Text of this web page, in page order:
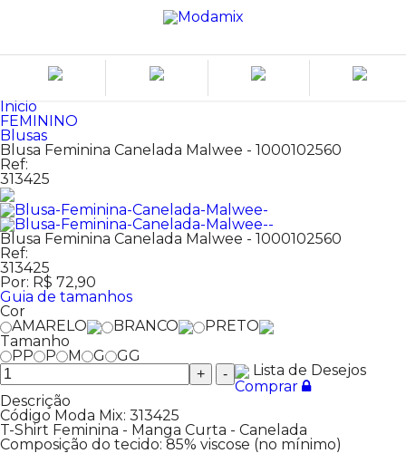
Inicio
FEMININO
Blusas
Blusa Feminina Canelada Malwee - 1000102560
Ref:
313425
Blusa Feminina Canelada Malwee - 1000102560
Ref:
313425
Por: R$ 72,90
Guia de tamanhos
Cor
AMARELO
BRANCO
PRETO
Tamanho
PP
P M G GG
+ -
Lista de Desejos
Comprar
Descrição
Código Moda Mix: 313425
T-Shirt Feminina - Manga Curta - Canelada
Composição do tecido: 85% viscose (no mínimo)